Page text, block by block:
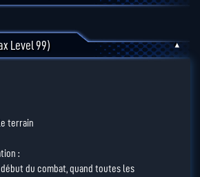
Level 99) ▾
terrain
:
du combat, quand toutes les